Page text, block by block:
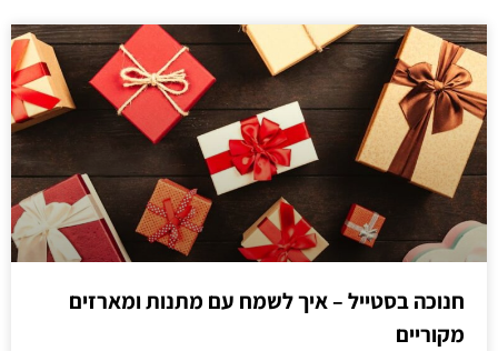
חנוכה בסטייל – איך לשמח עם מתנות ומארזים
מקוריים